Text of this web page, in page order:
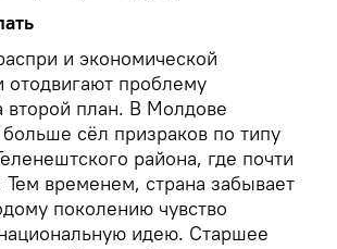
и экономической
отодвигают проблему
второй план. В Молдове
больше сёл призраков по типу
района, где почти
Тем временем, страна забывает
поколению чувство
идею. Старшее